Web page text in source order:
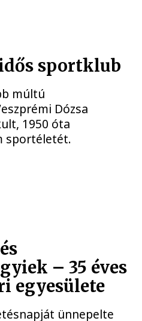
sportklub
múltú
Dózsa
1950 óta
sportéletét.
– 35 éves
egyesülete
ünnepelte